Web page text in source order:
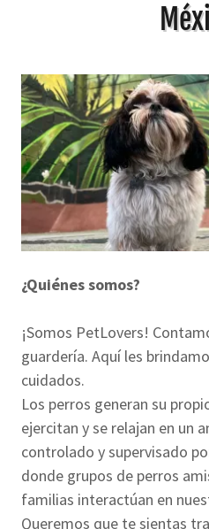
¿Quiénes somos?
¡Somos PetLovers!
guardería. Aquí les
cuidados.
Los perros generan su
ejercitan y se relajan en un
controlado y supervisado
donde grupos de perros
familias interactúan en
Queremos que te sientas